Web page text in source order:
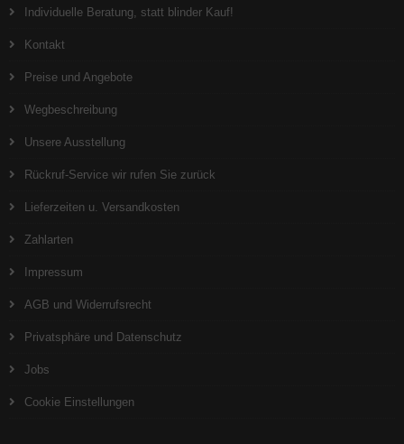
Individuelle Beratung, statt blinder Kauf!
Kontakt
Preise und Angebote
Wegbeschreibung
Unsere Ausstellung
Rückruf-Service wir rufen Sie zurück
Lieferzeiten u. Versandkosten
Zahlarten
Impressum
AGB und Widerrufsrecht
Privatsphäre und Datenschutz
Jobs
Cookie Einstellungen